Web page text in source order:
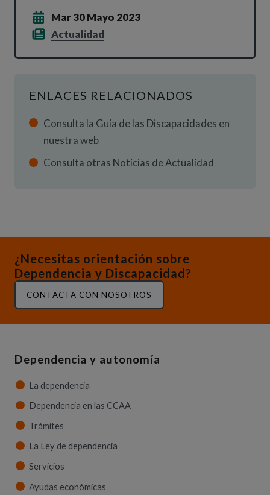
Mar 30 Mayo 2023
Actualidad
ENLACES RELACIONADOS
Consulta la Guía de las Discapacidades en
nuestra web
Consulta otras Noticias de Actualidad
¿Necesitas orientación sobre
Dependencia y Discapacidad?
CONTACTA CON NOSOTROS
Dependencia y autonomía
La dependencia
Dependencia en las CCAA
Trámites
La Ley de dependencia
Servicios
Ayudas económicas